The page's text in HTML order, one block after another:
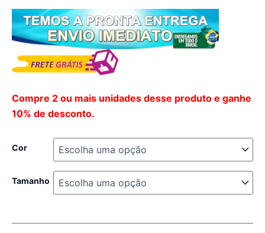
Compre 2 ou mais unidades desse produto e ganhe
10% de desconto.
Cor
Tamanho